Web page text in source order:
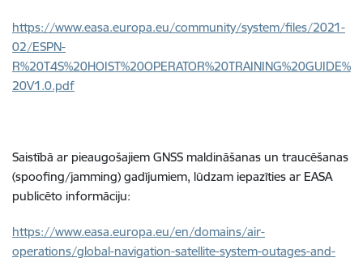
https://www.easa.europa.eu/community/system/files/2021-
02/ESPN-
R%20T4S%20HOIST%20OPERATOR%20TRAINING%20GUIDE%
20V1.0.pdf
Saistībā ar pieaugošajiem GNSS maldināšanas un traucēšanas
(spoofing/jamming) gadījumiem, lūdzam iepazīties ar EASA
publicēto informāciju:
https://www.easa.europa.eu/en/domains/air-
operations/global-navigation-satellite-system-outages-and-